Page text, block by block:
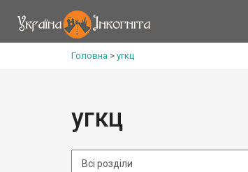
Головна > угкц
угкц